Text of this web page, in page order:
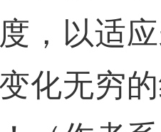
，以适
化无穷